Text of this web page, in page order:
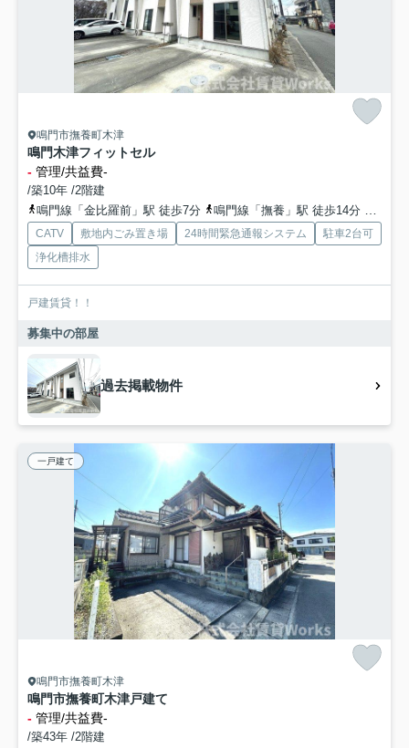
鳴門市撫養町木津
鳴門木津フィットセル
- 管理/共益費-
/築10年 /2階建
鳴門線「金比羅前」駅 徒歩7分
鳴門線「撫養」駅 徒歩14分
CATV 敷地内ごみ置き場 24時間緊急通報システム
駐車2台可
浄化槽排水
戸建賃貸！！
募集中の部屋
過去掲載物件
一戸建て
鳴門市撫養町木津
鳴門市撫養町木津戸建て
- 管理/共益費-
/築43年 /2階建